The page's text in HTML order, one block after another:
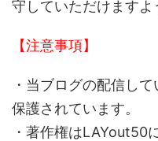
守していただけますよ
【注意事項】
・当ブログの配信し
保護されています。
・著作権はLAYout50